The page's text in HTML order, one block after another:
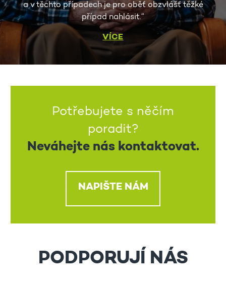
a v těchto případech je pro oběť obzvlášť těžké
případ nahlásit.
VÍCE
Potřebujete s něčím
poradit?
Neváhejte nás kontaktovat.
NAPIŠTE NÁM
PODPORUJÍ NÁS